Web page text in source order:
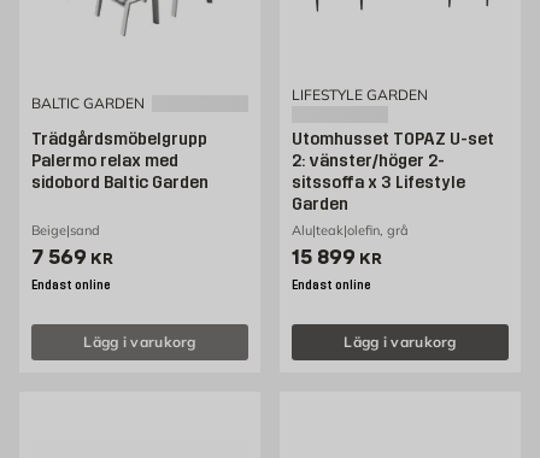
BALTIC GARDEN
Trädgårdsmöbelgrupp
Palermo relax med
sidobord Baltic Garden
Beige|sand
Pris 7569 kr
7 569 KR
Endast online
Lägg i varukorg
LIFESTYLE GARDEN
Utomhusset TOPAZ U-set
2: vänster/höger 2-
sitssoffa x 3 Lifestyle
Garden
Alu|teak|olefin, grå
Pris 15899 kr
15 899 KR
Endast online
Lägg i varukorg